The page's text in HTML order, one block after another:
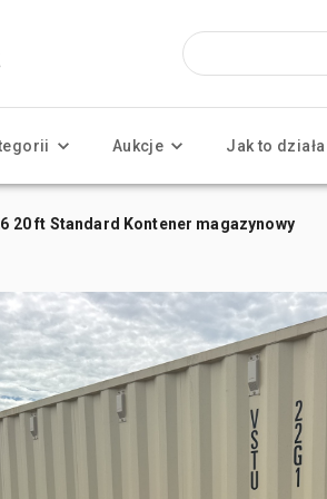
Aukcje Jak to działa
20 ft Standard Kontener magazynowy